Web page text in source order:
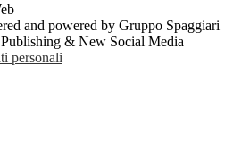
and powered by Gruppo Spaggiari
& New Social Media
personali